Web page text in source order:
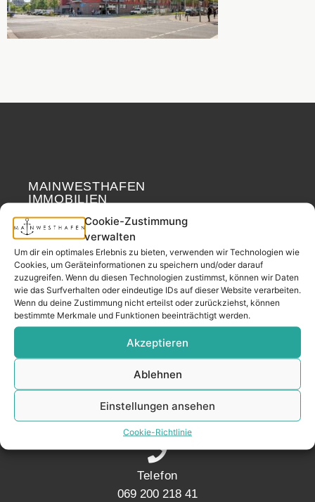
Cookie-Zustimmung
verwalten
Um dir ein optimales Erlebnis zu bieten, verwenden wir Technologien wie
Cookies, um Geräteinformationen zu speichern und/oder darauf
zuzugreifen. Wenn du diesen Technologien zustimmst, können wir Daten
wie das Surfverhalten oder eindeutige IDs auf dieser Website verarbeiten.
Wenn du deine Zustimmung nicht erteilst oder zurückziehst, können
bestimmte Merkmale und Funktionen beeinträchtigt werden.
Akzeptieren
Ablehnen
Einstellungen ansehen
Cookie-Richtlinie
MAINWESTHAFEN
IMMOBILIEN
Ihr Immobilienpartner
aus der
Nachbarschaft.
– seit 2017.
Adresse
Mainwesthafen Immobilien Speicherstraße 5
60327 Frankfurt
Telefon
069 200 218 41